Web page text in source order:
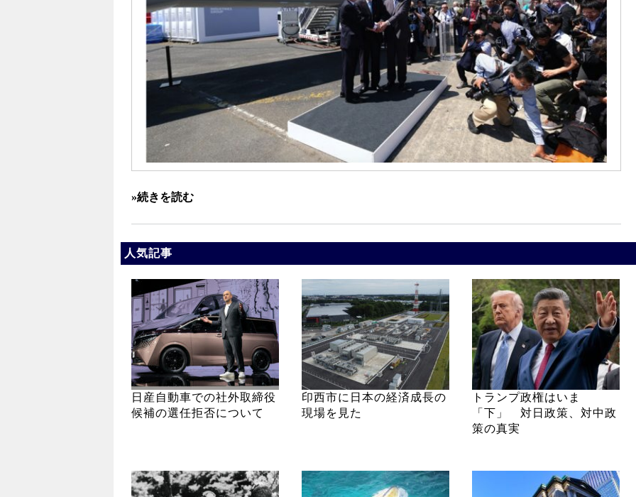
»続きを読む
人気記事
日産自動車での社外取締役
候補の選任拒否について
印西市に日本の経済成長の
現場を見た
トランプ政権はいま
「下」 対日政策、対中政
策の真実